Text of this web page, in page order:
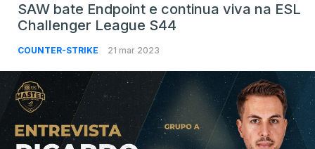
SAW bate Endpoint e continua viva na ESL
Challenger League S44
COUNTER-STRIKE 21 mar 2023